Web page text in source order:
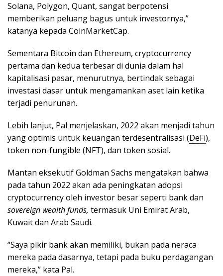
Solana, Polygon, Quant, sangat berpotensi
memberikan peluang bagus untuk investornya,”
katanya kepada CoinMarketCap.
Sementara Bitcoin dan Ethereum, cryptocurrency
pertama dan kedua terbesar di dunia dalam hal
kapitalisasi pasar, menurutnya, bertindak sebagai
investasi dasar untuk mengamankan aset lain ketika
terjadi penurunan.
Lebih lanjut, Pal menjelaskan, 2022 akan menjadi tahun
yang optimis untuk keuangan terdesentralisasi (DeFi),
token non-fungible (NFT), dan token sosial.
Mantan eksekutif Goldman Sachs mengatakan bahwa
pada tahun 2022 akan ada peningkatan adopsi
cryptocurrency oleh investor besar seperti bank dan
sovereign wealth funds, termasuk Uni Emirat Arab,
Kuwait dan Arab Saudi.
“Saya pikir bank akan memiliki, bukan pada neraca
mereka pada dasarnya, tetapi pada buku perdagangan
mereka,” kata Pal.